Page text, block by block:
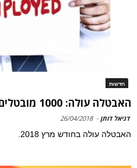
חדשות
האבטלה עולה: 1000 מובטלים חדשים במרץ 2018
דניאל דותן -
26/04/2018
האבטלה עולה בחודש מרץ 2018.